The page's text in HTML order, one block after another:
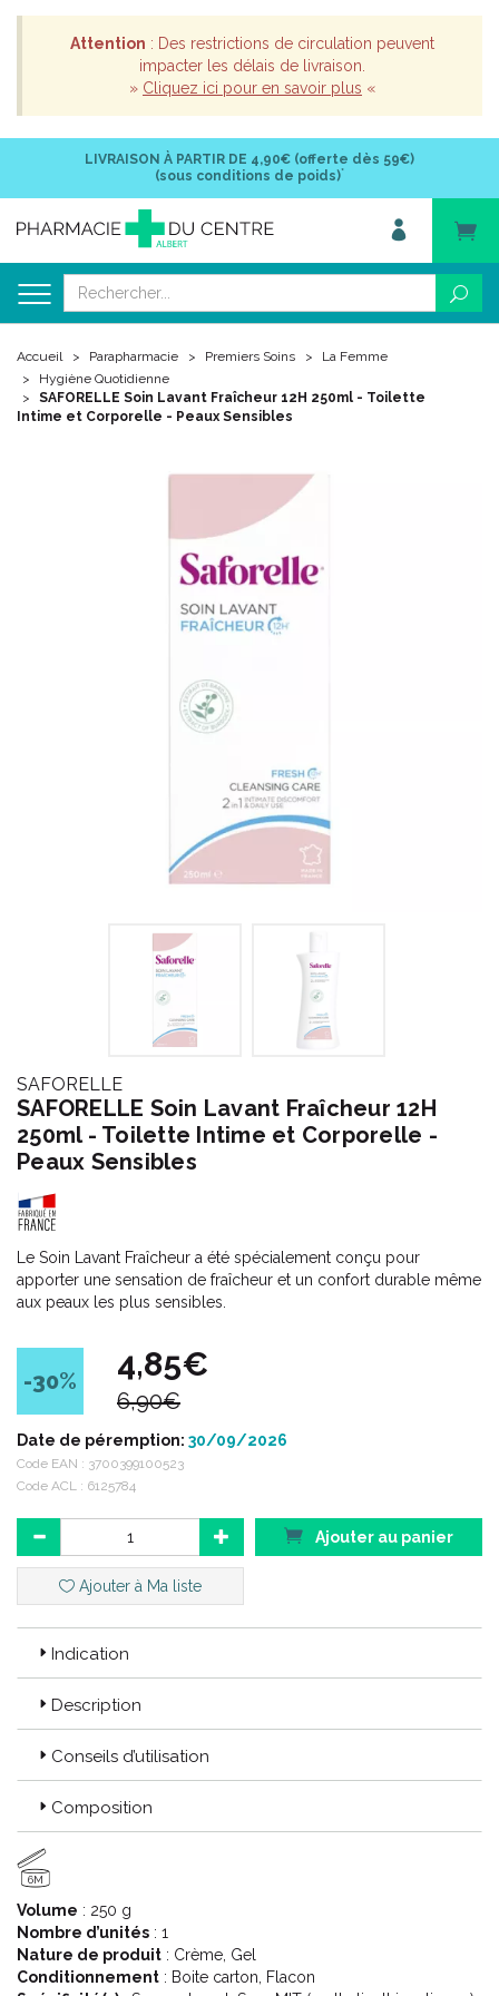
Attention : Des restrictions de circulation peuvent
impacter les délais de livraison.
» Cliquez ici pour en savoir plus «
LIVRAISON À PARTIR DE 4,90€ (offerte dès 59€)
(sous conditions de poids)*
Accueil Parapharmacie Premiers Soins
La Femme
Hygiène Quotidienne
SAFORELLE Soin Lavant Fraîcheur 12H 250ml - Toilette
Intime et Corporelle - Peaux Sensibles
SAFORELLE
SAFORELLE Soin Lavant Fraîcheur 12H
250ml - Toilette Intime et Corporelle -
Peaux Sensibles
Le Soin Lavant Fraîcheur a été spécialement conçu pour
apporter une sensation de fraîcheur et un confort durable même
aux peaux les plus sensibles.
-30% 4,85€
6,90€
Date de péremption: 30/09/2026
Code EAN : 3700399100523
Code ACL : 6125784
Ajouter au panier
Ajouter à Ma liste
Indication
Description
Conseils d’utilisation
Composition
6M
Volume : 250 g
Nombre d’unités : 1
Nature de produit : Crème, Gel
Conditionnement : Boite carton, Flacon